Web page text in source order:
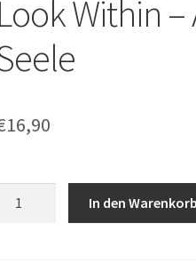
Look Within
16,90
In den Warenkorb